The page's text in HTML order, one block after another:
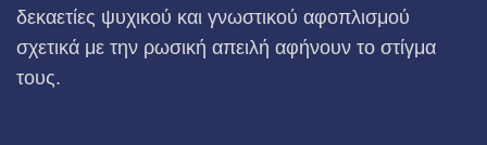
δεκαετίες ψυχικού και γνωστικού αφοπλισμού
σχετικά με την ρωσική απειλή αφήνουν το στίγμα
τους.